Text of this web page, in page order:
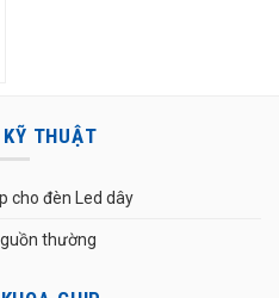
THUẬT
cho đèn Led dây
thường